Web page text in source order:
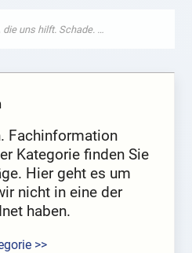
Fachinformation
Kategorie finden Sie
Hier geht es um
nicht in eine der
haben.
>>